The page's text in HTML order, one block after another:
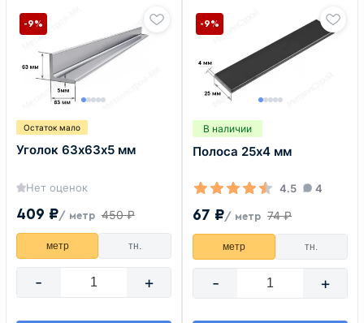
Остаток мало
Уголок 63х63х5 мм
Нет оценок
409 ₽/ метр 450 ₽
-9%
метр тн.
- +
В наличии
Полоса 25х4 мм
4.5 4
67 ₽/ метр 74 ₽
-9%
метр тн.
- +